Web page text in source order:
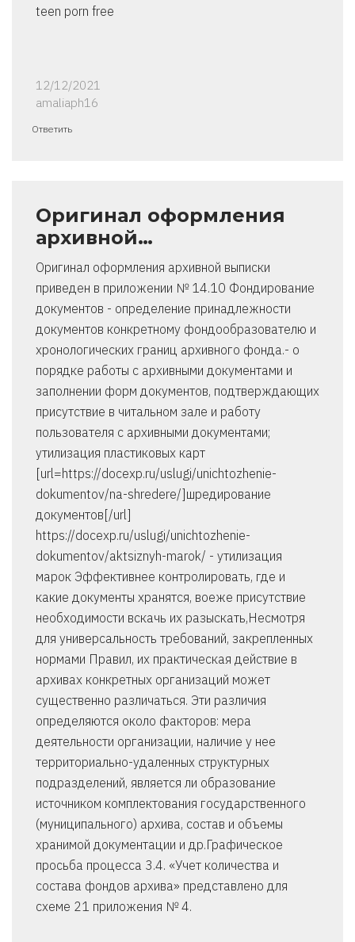
teen porn free
12/12/2021
amaliaph16
Ответить
Оригинал оформления
архивной…
Оригинал оформления архивной выписки
приведен в приложении № 14.10 Фондирование
документов - определение принадлежности
документов конкретному фондообразователю и
хронологических границ архивного фонда.- о
порядке работы с архивными документами и
заполнении форм документов, подтверждающих
присутствие в читальном зале и работу
пользователя с архивными документами;
утилизация пластиковых карт
[url=https://docexp.ru/uslugi/unichtozhenie-
dokumentov/na-shredere/]шредирование
документов[/url]
https://docexp.ru/uslugi/unichtozhenie-
dokumentov/aktsiznyh-marok/ - утилизация
марок Эффективнее контролировать, где и
какие документы хранятся, воеже присутствие
необходимости вскачь их разыскать,Несмотря
для универсальность требований, закрепленных
нормами Правил, их практическая действие в
архивах конкретных организаций может
существенно различаться. Эти различия
определяются около факторов: мера
деятельности организации, наличие у нее
территориально-удаленных структурных
подразделений, является ли образование
источником комплектования государственного
(муниципального) архива, состав и объемы
хранимой документации и др.Графическое
просьба процесса 3.4. «Учет количества и
состава фондов архива» представлено для
схеме 21 приложения № 4.